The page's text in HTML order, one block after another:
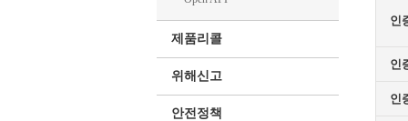
제품리콜
위해신고
안전정책
인
인
인